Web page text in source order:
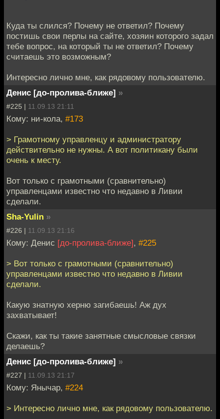
Куда ты слился? Почему не ответил? Почему
постишь свои перлы на сайте, хозяин которого задал
тебе вопрос, на который ты не ответил? Почему
считаешь это возможным?
Интересно лично мне, как рядовому пользователю.
Денис [до-пролива-ближе] »
#225 | 11.09.13 21:11
Кому: ни-кола, #173
> Грамотному управленцу и администратору
действительно не нужны. А вот политикану были
очень к месту.
Вот только с грамотными (сравнительно)
управленцами известно что недавно в Ливии
сделали.
Sha-Yulin »
#226 | 11.09.13 21:16
Кому: Денис [до-пролива-ближе], #225
> Вот только с грамотными (сравнительно)
управленцами известно что недавно в Ливии
сделали.
Какую знатную херню загибаешь! Аж дух
захватывает!
Скажи, как ты такие занятные смысловые связки
делаешь?
Денис [до-пролива-ближе] »
#227 | 11.09.13 21:17
Кому: Янычар, #224
> Интересно лично мне, как рядовому пользователю.